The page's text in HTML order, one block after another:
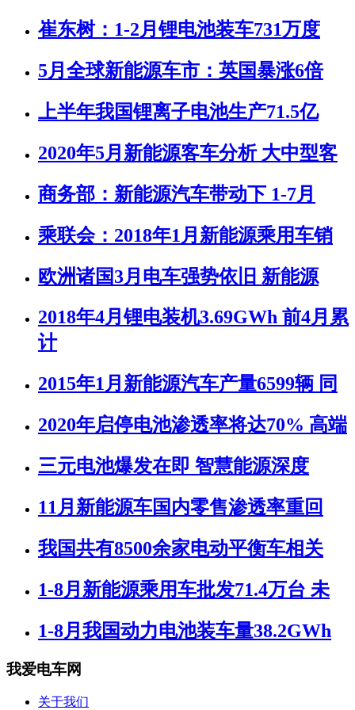
崔东树：1-2月锂电池装车731万度
5月全球新能源车市：英国暴涨6倍
上半年我国锂离子电池生产71.5亿
2020年5月新能源客车分析 大中型客
商务部：新能源汽车带动下 1-7月
乘联会：2018年1月新能源乘用车销
欧洲诸国3月电车强势依旧 新能源
2018年4月锂电装机3.69GWh 前4月累
计
2015年1月新能源汽车产量6599辆 同
2020年启停电池渗透率将达70% 高端
三元电池爆发在即 智慧能源深度
11月新能源车国内零售渗透率重回
我国共有8500余家电动平衡车相关
1-8月新能源乘用车批发71.4万台 未
1-8月我国动力电池装车量38.2GWh
我爱电车网
关于我们